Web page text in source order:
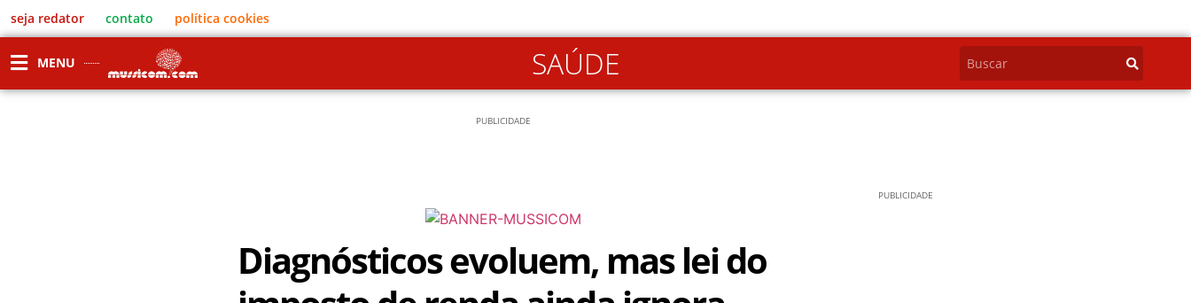
seja redator contato política cookies
MENU SAÚDE
PUBLICIDADE
Diagnósticos evoluem, mas lei do
PUBLICIDADE